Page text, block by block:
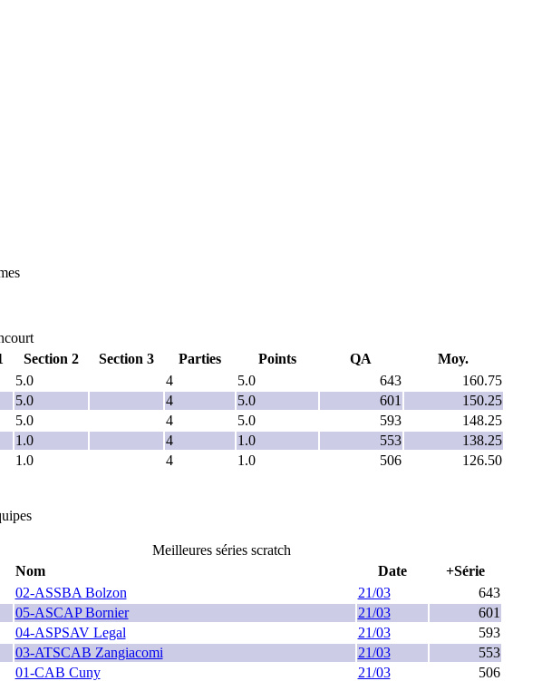
Section 2 Section 3 Parties Points QA
Moy.
5.0 4 5.0 643
160.75
5.0 4 5.0 601
150.25
5.0 4 5.0 593
148.25
1.0 4 1.0 553
138.25
1.0 4 1.0 506
126.50
Meilleures séries scratch
Nom Date
+Série
02-ASSBA Bolzon 21/03
643
05-ASCAP Bornier 21/03
601
04-ASPSAV Legal 21/03
593
03-ATSCAB Zangiacomi 21/03
553
01-CAB Cuny 21/03
506